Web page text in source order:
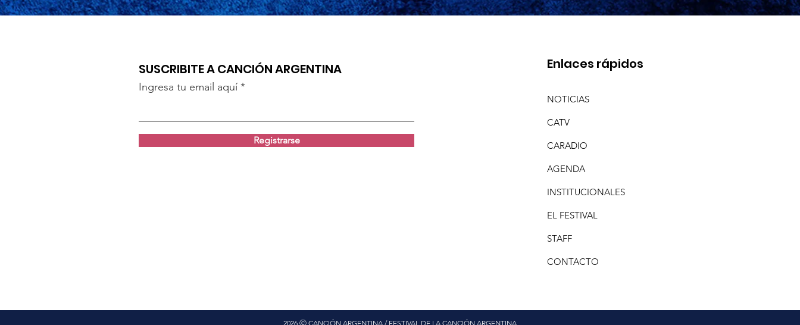
SUSCRIBITE A CANCIÓN ARGENTINA
Ingresa tu email aquí
Registrarse
Enlaces rápidos
NOTICIAS
CATV
CARADIO
AGENDA
INSTITUCIONALES
EL FESTIVAL
STAFF
CONTACTO
2026 Ⓒ CANCIÓN ARGENTINA / FESTIVAL DE LA CANCIÓN ARGENTINA